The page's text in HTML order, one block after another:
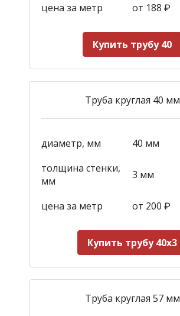
цена за метр от 188 ₽
Купить трубу 40
Труба круглая 40 мм
диаметр, мм
40 мм
толщина стенки,
мм
3 мм
цена за метр от 200 ₽
Купить трубу 40х3
Труба круглая 57 мм